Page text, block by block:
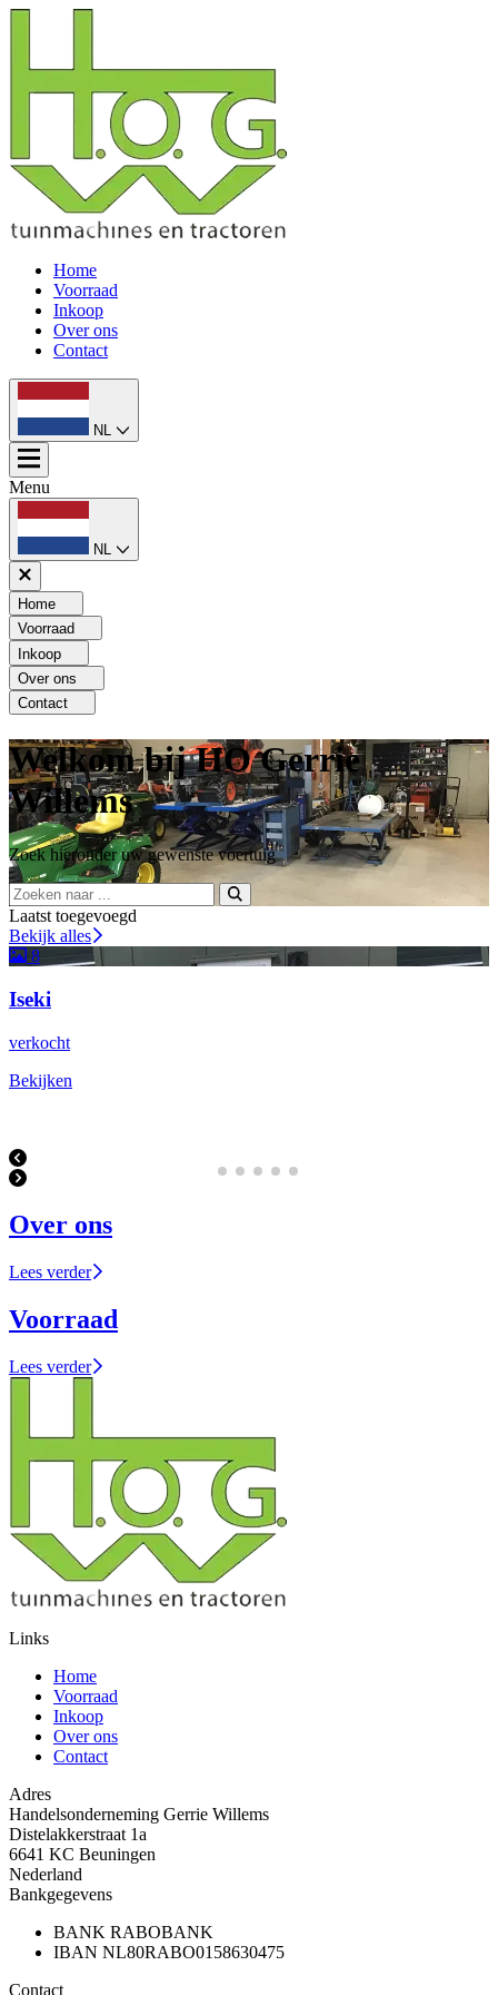
Home
Voorraad
Inkoop
Over ons
Contact
NL
Menu
NL
Home
Voorraad
Inkoop
Over ons
Contact
Welkom bij HO Gerrie
Willems
Zoek hieronder uw gewenste voertuig
Laatst toegevoegd
Bekijk alles
8
Iseki
verkocht
Bekijken
Over ons
Lees verder
Voorraad
Lees verder
Links
Home
Voorraad
Inkoop
Over ons
Contact
Adres
Handelsonderneming Gerrie Willems
Distelakkerstraat 1a
6641 KC Beuningen
Nederland
Bankgegevens
BANK RABOBANK
IBAN NL80RABO0158630475
Contact